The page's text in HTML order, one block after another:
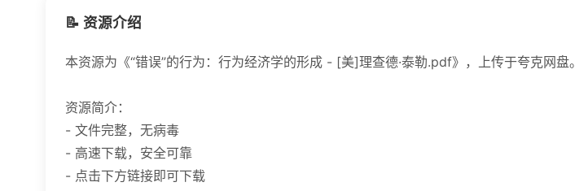
📝 资源介绍
本资源为《“错误”的行为：行为经济学的形成 - [美]理查德·泰勒.pdf》，上传于夸克网盘。
资源简介：
- 文件完整，无病毒
- 高速下载，安全可靠
- 点击下方链接即可下载